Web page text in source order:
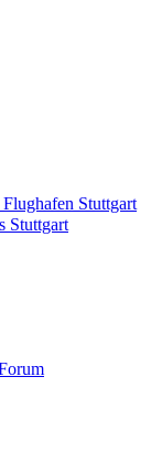
Stuttgart
Stuttgart